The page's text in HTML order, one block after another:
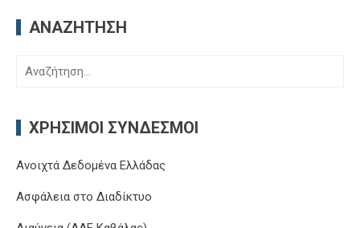
ΑΝΑΖΉΤΗΣΗ
Αναζήτηση
ΧΡΉΣΙΜΟΙ ΣΎΝΔΕΣΜΟΙ
Ανοιχτά Δεδομένα Ελλάδας
Ασφάλεια στο Διαδίκτυο